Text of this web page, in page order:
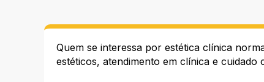
Quem se interessa por estética clínica
estéticos, atendimento em clínica e cuidado